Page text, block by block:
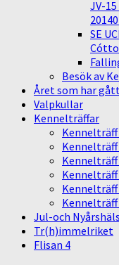
JV-
SE
Cótto
Besök av
Året som har
Valpkullar
Kennelträffar
Kennelträff
Kennelträff
Kennelträff
Kennelträff
Kennelträff
Kennelträff
Jul-och
Tr(h)immelriket
Flisan 4